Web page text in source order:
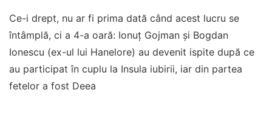
Ce-i drept, nu ar fi prima dată când acest lucru se
întâmplă, ci a 4-a oară: Ionuț Gojman și Bogdan
Ionescu (ex-ul lui Hanelore) au devenit ispite după ce
au participat în cuplu la Insula iubirii, iar din partea
fetelor a fost Deea